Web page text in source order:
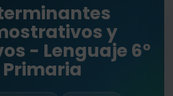
y
- Lenguaje 6º
Primaria